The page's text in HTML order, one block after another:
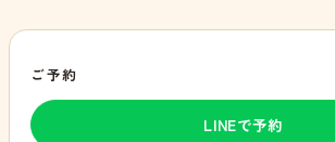
ご予約
LINEで予約